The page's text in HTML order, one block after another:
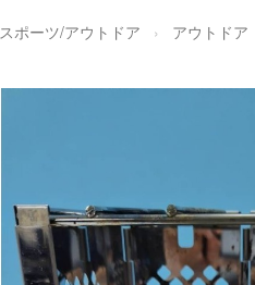
スポーツ/アウトドア アウトドア